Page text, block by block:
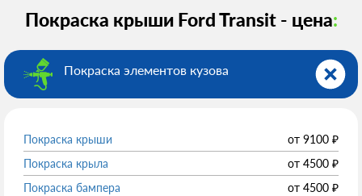
Покраска крыши Ford Transit - цена:
Покраска элементов кузова
Покраска крыши от 9100 ₽
Покраска крыла
от 4500 ₽
Покраска бампера
от 4500 ₽